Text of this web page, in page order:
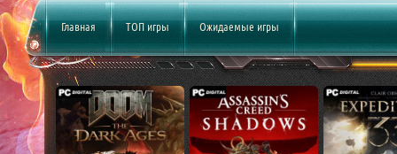
Главная ТОП игры Ожидаемые игры